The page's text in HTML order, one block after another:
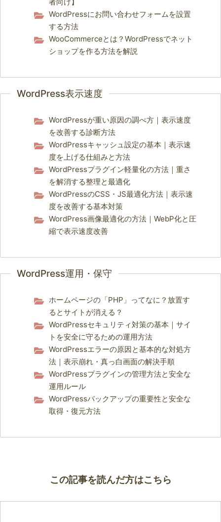
WordPressにお問い合わせフォームを設置
する方法
WooCommerceとは？WordPressでネット
ショップを作る方法を解説
WordPress表示速度
WordPressが重い原因の調べ方｜表示速度
を改善する診断方法
WordPressキャッシュ設定の基本｜表示速
度を上げる仕組みと方法
WordPressプラグイン軽量化の方法｜重さ
を解消する整理と最適化
WordPressのCSS・JS最適化方法｜表示速
度を改善する基本対策
WordPress画像最適化の方法｜WebP化と圧
縮で表示速度改善
WordPress運用・保守
ホームページの「PHP」ってなに？放置す
るとサイトが消える？
WordPressセキュリティ対策の基本｜サイ
トを安全に守るための運用方法
WordPressエラーの原因と基本的な対処方
法｜表示崩れ・真っ白画面の解決手順
WordPressプラグインの管理方法と安全な
運用ルール
WordPressバックアップの重要性と安全な
取得・復元方法
この記事を読んだ方はこちら